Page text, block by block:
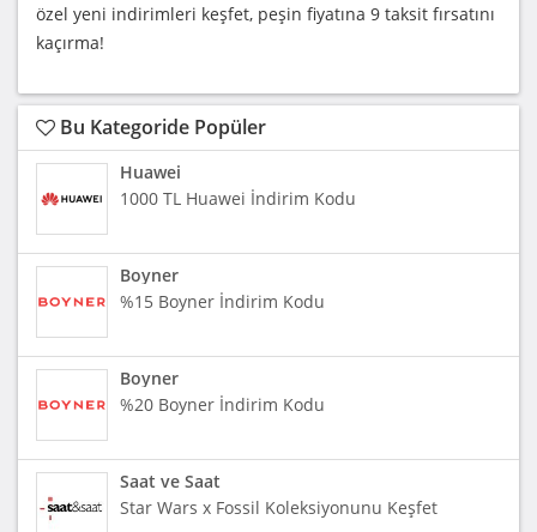
özel yeni indirimleri keşfet, peşin fiyatına 9 taksit fırsatını
kaçırma!
Bu Kategoride Popüler
Huawei
1000 TL Huawei İndirim Kodu
Boyner
%15 Boyner İndirim Kodu
Boyner
%20 Boyner İndirim Kodu
Saat ve Saat
Star Wars x Fossil Koleksiyonunu Keşfet